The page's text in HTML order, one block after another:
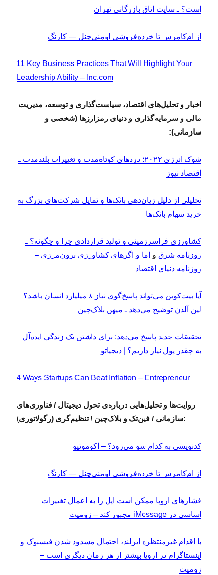
است؟ ـ سایت اتاق بازرگانی تهران
از ام‌کامرس تا خرده‌فروشی اومنی‌چنل — کارنگ
11 Key Business Practices That Will Highlight Your
Leadership Ability – Inc.com
اخبار و تحلیل‌های اقتصاد، سیاست‌گذاری و توسعه، مدیریت
مالی و سرمایه‌گذاری و دنیای رمزارزها (شخصی و
سازمانی):
شوک انرژی ۲۰۲۲؛ دردهای کوتاه‌مدت و تغییرات بلندمدت ـ
اقتصاد نیوز
تحلیلی از دلیل زیان‌‌دهی بانک‌ها و تمایل شرکت‌های بزرگ به
خرید سهام بانک‌ها!
کشاورزی فراسرزمینی و تولید قراردادی چرا و چگونه؟ ـ
روزنامه شرق و اما و اگرهای کشاورزی برون‌مرزی –
روزنامه دنیای اقتصاد
آیا بیت‌کوین می‌تواند پاسخ‌گوی نیاز ۸ میلیارد انسان باشد؟
لین آلدن توضیح می‌دهد ـ میهن بلاک‌چین
تحقیقات جدید پاسخ می‌دهد: برای داشتن یک زندگی ایده‌آل
به چقدر پول نیاز داریم؟ |‌ دیجیاتو
4 Ways Startups Can Beat Inflation – Entrepreneur
روایت‌ها و تحلیل‌هایی درباره‌ی تحول دیجیتال / فناوری‌های
سازمانی / فین‌تک و بلاک‌چین / تنظیم‌گری (رگولاتوری):
کدنویسی به کدام سو می‌رود؟ – اکوموتیو
از ام‌کامرس تا خرده‌فروشی اومنی‌چنل — کارنگ
فشارهای اروپا ممکن است اپل را به اعمال تغییرات
اساسی در iMessage مجبور کند – زومیت
با اقدام غیرمنتظره ایرلند، احتمال مسدود شدن فیسبوک و
اینستاگرام در اروپا بیشتر از هر زمان دیگری است –
زومیت